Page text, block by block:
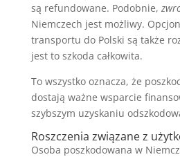
są refundowane. Podobnie,
Niemczech jest możliwy.
transportu do Polski są także
jest to szkoda całkowita.
To wszystko oznacza, że
dostają ważne wsparcie
szybszym uzyskaniu
Roszczenia związane z
Osoba poszkodowana w